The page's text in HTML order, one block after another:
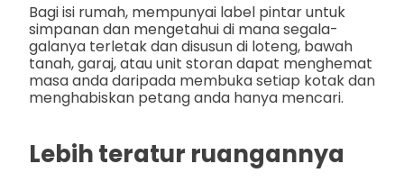
Bagi isi rumah, mempunyai label pintar untuk
simpanan dan mengetahui di mana segala-
galanya terletak dan disusun di loteng, bawah
tanah, garaj, atau unit storan dapat menghemat
masa anda daripada membuka setiap kotak dan
menghabiskan petang anda hanya mencari.
Lebih teratur ruangannya